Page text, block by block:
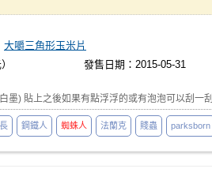
大嚼三角形玉米片
發售日期：2015-05-31
墨) 貼上之後如果有點浮浮的或有泡泡可以刮一刮
鋼鐵人 蜘蛛人 法蘭克 賤蟲 parksborn